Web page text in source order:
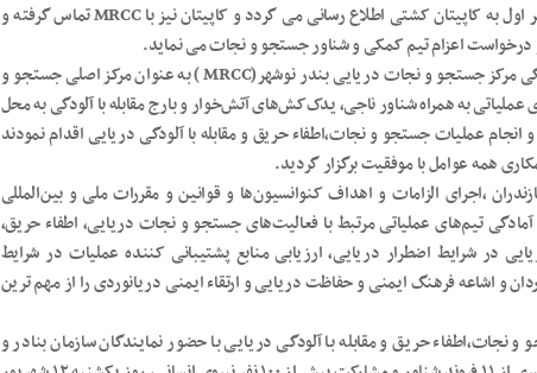
وی ادامه داد: حادثه فوق توسط افسر اول به کاپیتان کشتی اطلاع رسانی می گردد و کاپیتان نیز با MRCC تماس گرفته و
درخواست اعزام تیم کمکی و شناور جستجو و نجات می نماید.
کیاکجوری خاطرنشان کرد: با هماهنگی مرکز جستجو و نجات دریایی بندر نوشهر(MRCC ) به عنوان مرکز اصلی جستجو و
عملیاتی به همراه شناور ناجی، یدک‌کش‌های آتش‌خوار و بارج مقابله با آلودگی به محل
انجام عملیات جستجو و نجات،اطفاء حریق و مقابله با آلودگی دریایی اقدام نمودند
همه عوامل با موفقیت برگزار گردید.
،اجرای الزامات و اهداف کنوانسیون‌ها و قوانین و مقررات ملی و بین‌المللی
تیم‌های عملیاتی مرتبط با فعالیت‌های جستجو و نجات دریایی، اطفاء حریق،
در شرایط اضطرار دریایی، ارزیابی منابع پشتیبانی کننده عملیات در شرایط
و اشاعه فرهنگ ایمنی و حفاظت دریایی و ارتقاء ایمنی دریانوردی را از مهم ترین
حریق و مقابله با آلودگی دریایی با حضور نمایندگان سازمان بنادر و